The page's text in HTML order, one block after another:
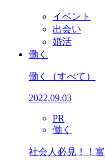
イベント
出会い
婚活
働く
働く （すべて）
2022.09.03
PR
働く
社会人必見！！